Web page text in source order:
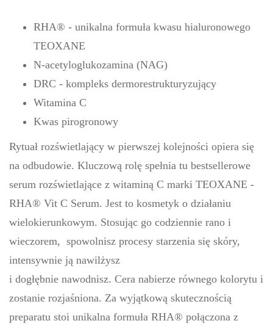
RHA® - unikalna formuła kwasu hialuronowego
TEOXANE
N-acetyloglukozamina (NAG)
DRC - kompleks dermorestrukturyzujący
Witamina C
Kwas pirogronowy
Rytuał rozświetlający w pierwszej kolejności opiera się
na odbudowie. Kluczową rolę spełnia tu bestsellerowe
serum rozświetlające z witaminą C marki TEOXANE -
RHA® Vit C Serum. Jest to kosmetyk o działaniu
wielokierunkowym. Stosując go codziennie rano i
wieczorem, spowolnisz procesy starzenia się skóry,
intensywnie ją nawilżysz
i dogłębnie nawodnisz. Cera nabierze równego kolorytu i
zostanie rozjaśniona. Za wyjątkową skutecznością
preparatu stoi unikalna formuła RHA® połączona z